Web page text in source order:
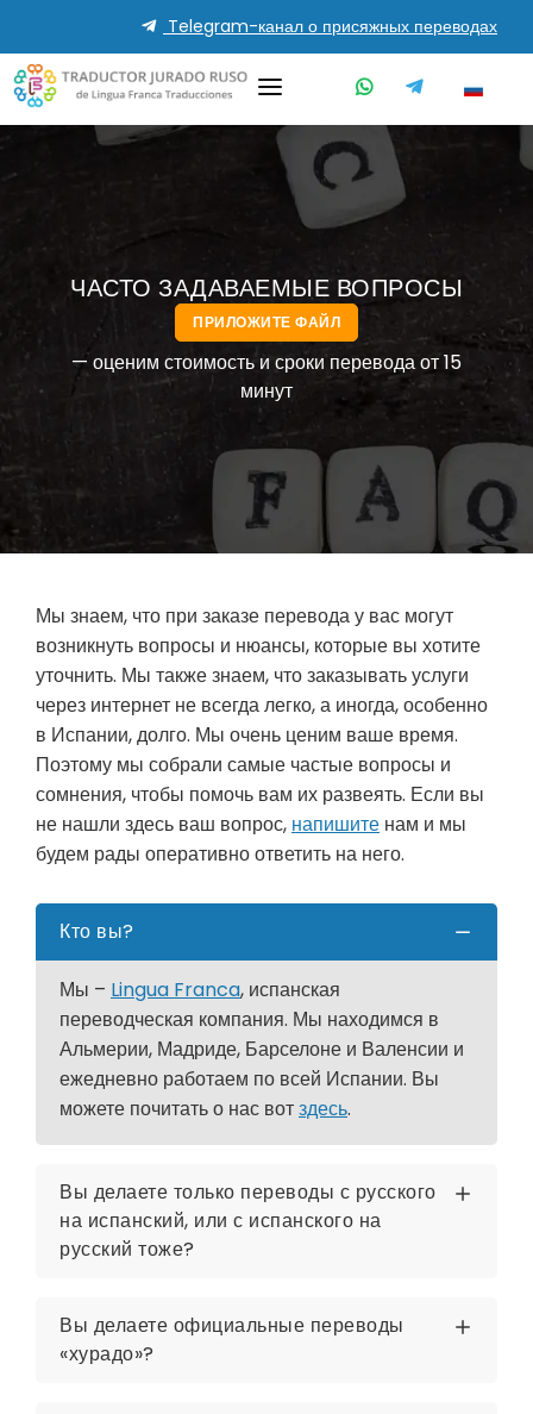
Telegram-канал о присяжных переводах
ЧАСТО ЗАДАВАЕМЫЕ ВОПРОСЫ
ПРИЛОЖИТЕ ФАЙЛ
— оценим стоимость и сроки перевода от 15
минут
Мы знаем, что при заказе перевода у вас могут
возникнуть вопросы и нюансы, которые вы хотите
уточнить. Мы также знаем, что заказывать услуги
через интернет не всегда легко, а иногда, особенно
в Испании, долго. Мы очень ценим ваше время.
Поэтому мы собрали самые частые вопросы и
сомнения, чтобы помочь вам их развеять. Если вы
не нашли здесь ваш вопрос, напишите нам и мы
будем рады оперативно ответить на него.
Кто вы?
Мы – Lingua Franca, испанская
переводческая компания. Мы находимся в
Альмерии, Мадриде, Барселоне и Валенсии и
ежедневно работаем по всей Испании. Вы
можете почитать о нас вотздесь.
Вы делаете только переводы с русского
на испанский, или с испанского на
русский тоже?
Вы делаете официальные переводы
«хурадо»?